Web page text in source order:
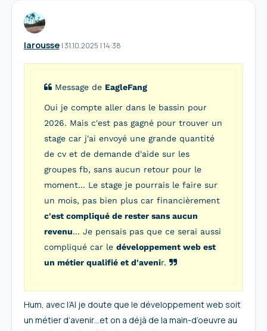
larousse I31.10.2025 |14:38
Message de EagleFang
Oui je compte aller dans le bassin pour
2026. Mais c'est pas gagné pour trouver un
stage car j'ai envoyé une grande quantité
de cv et de demande d'aide sur les
groupes fb, sans aucun retour pour le
moment... Le stage je pourrais le faire sur
un mois, pas bien plus car financièrement
c'est compliqué de rester sans aucun
revenu... Je pensais pas que ce serai aussi
compliqué car le développement web est
un métier qualifié et d'avenir.
Hum, avec l’AI je doute que le développement web soit
un métier d’avenir…et on a déjà de la main-d’oeuvre au